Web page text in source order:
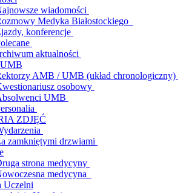
wiadomości
Medyka Białostockiego
konferencje
aktualności
AMB / UMB (układ chronologiczny)
osobowy
UMB
ZDJĘĆ
zamkniętymi drzwiami
strona medycyny
medycyna
Uczelni